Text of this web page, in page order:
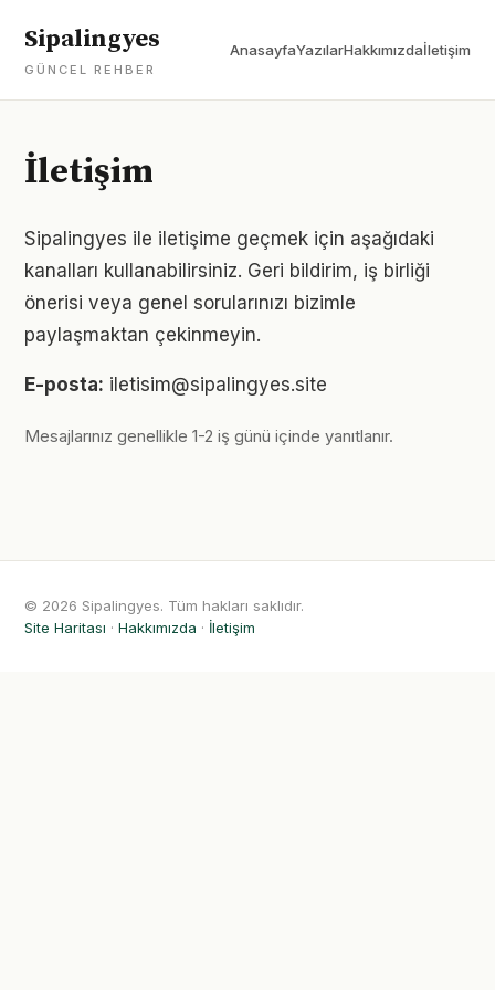
Sipalingyes
GÜNCEL REHBER
AnasayfaYazılarHakkımızdaİletişim
İletişim
Sipalingyes ile iletişime geçmek için aşağıdaki
kanalları kullanabilirsiniz. Geri bildirim, iş birliği
önerisi veya genel sorularınızı bizimle
paylaşmaktan çekinmeyin.
E-posta: iletisim@sipalingyes.site
Mesajlarınız genellikle 1-2 iş günü içinde yanıtlanır.
© 2026 Sipalingyes. Tüm hakları saklıdır.
Site Haritası · Hakkımızda · İletişim